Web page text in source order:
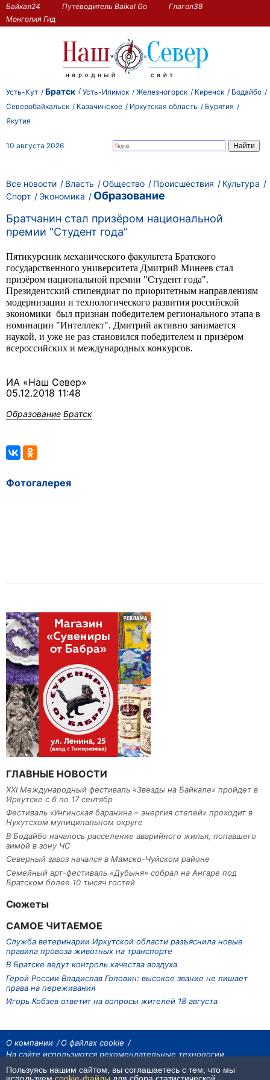
Байкал24 Путеводитель Baikal Go
Глагол38
Монголия Гид
Усть-Кут Братск Усть-Илимск Железногорск Киренск
Бодайбо
Северобайкальск
Казачинское Иркутская область
Бурятия
Якутия
10 августа 2026
Все новости Власть Общество Происшествия
Культура
Спорт
Экономика
Образование
Братчанин стал призёром национальной
премии "Студент года"
Пятикурсник механического факультета Братского
государственного университета Дмитрий Минеев стал
призёром национальной премии "Студент года".
Президентский стипендиат по приоритетным направлениям
модернизации и технологического развития российской
экономики был признан победителем регионального этапа в
номинации "Интеллект". Дмитрий активно занимается
наукой, и уже не раз становился победителем и призёром
всероссийских и международных конкурсов.
ИА «Наш Север»
05.12.2018 11:48
Образование Братск
Фотогалерея
ГЛАВНЫЕ НОВОСТИ
XXI Международный фестиваль «Звезды на Байкале» пройдет в
Иркутске с 6 по 17 сентябр
Фестиваль «Унгинская баранина – энергия степей» проходит в
Нукутском муниципальном округе
В Бодайбо началось расселение аварийного жилья, попавшего
зимой в зону ЧС
Северный завоз начался в Мамско-Чуйском районе
Семейный арт-фестиваль «Дубыня» собрал на Ангаре под
Братском более 10 тысяч гостей
Сюжеты
САМОЕ ЧИТАЕМОЕ
Служба ветеринарии Иркутской области разъяснила новые
правила провоза животных на транспорте
В Братске ведут контроль качества воздуха
Герой России Владислав Головин: высокое звание не лишает
права на переживания
Игорь Кобзев ответит на вопросы жителей 18 августа
О компании
О файлах cookie
На сайте используются рекомендательные технологии
На сайте размещаются материалы ИА «Наш Север». Все права охраняются
законом.
Пользуясь нашим сайтом, вы соглашаетесь с тем, что мы